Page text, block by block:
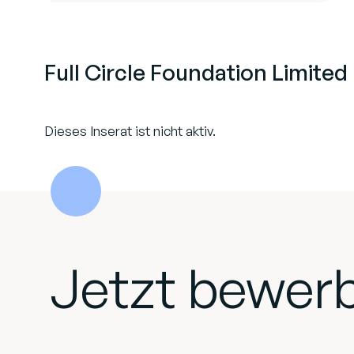
Full Circle Foundation Limited
Dieses Inserat ist nicht aktiv.
Jetzt